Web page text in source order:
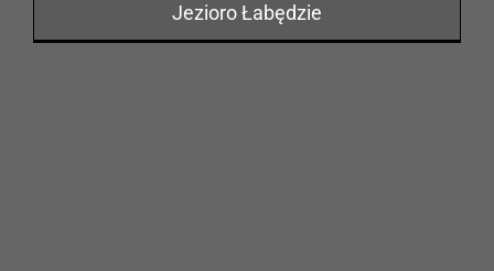
Jezioro Łabędzie